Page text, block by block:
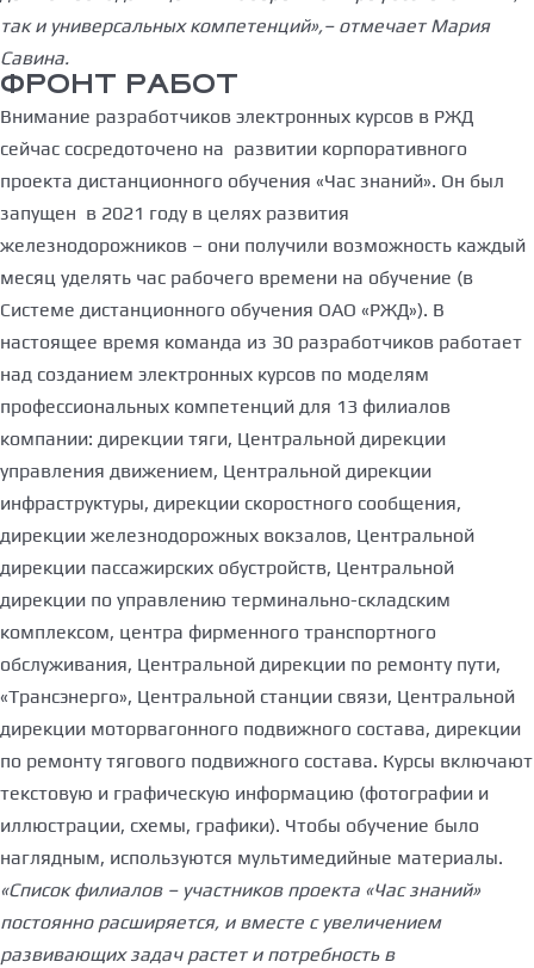
так и универсальных компетенций»,– отмечает Мария
Савина.
ФРОНТ РАБОТ
Внимание разработчиков электронных курсов в РЖД
сейчас сосредоточено на развитии корпоративного
проекта дистанционного обучения «Час знаний». Он был
запущен в 2021 году в целях развития
железнодорожников – они получили возможность каждый
месяц уделять час рабочего времени на обучение (в
Системе дистанционного обучения ОАО «РЖД»). В
настоящее время команда из 30 разработчиков работает
над созданием электронных курсов по моделям
профессиональных компетенций для 13 филиалов
компании: дирекции тяги, Центральной дирекции
управления движением, Центральной дирекции
инфраструктуры, дирекции скоростного сообщения,
дирекции железнодорожных вокзалов, Центральной
дирекции пассажирских обустройств, Центральной
дирекции по управлению терминально-складским
комплексом, центра фирменного транспортного
обслуживания, Центральной дирекции по ремонту пути,
«Трансэнерго», Центральной станции связи, Центральной
дирекции моторвагонного подвижного состава, дирекции
по ремонту тягового подвижного состава. Курсы включают
текстовую и графическую информацию (фотографии и
иллюстрации, схемы, графики). Чтобы обучение было
наглядным, используются мультимедийные материалы.
«Список филиалов – участников проекта «Час знаний»
постоянно расширяется, и вместе с увеличением
развивающих задач растет и потребность в